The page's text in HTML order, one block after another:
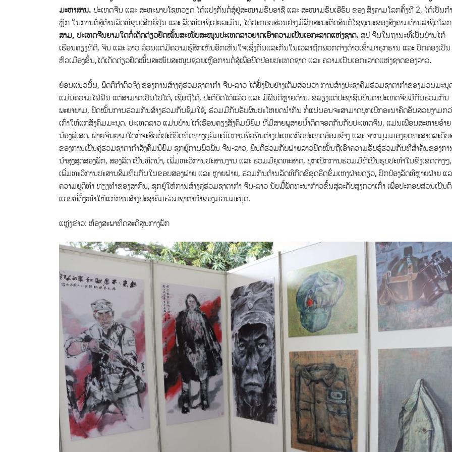
ມະຫາສານ. ປະເທດຈີນ ແລະ ສະຫະພາບໂຊຫວຽດ ໄດ້ແບ່ງກັນຕໍ່ສູ້ຢູ່ສະໜາມຮົບອາຊີ ແລະ ສະໜາມຮົບເອີຣົບ ຂອງ ສົງຄາມໂລກຄັ້ງທີ 2, ໄດ້ເປັນກ
ຫຼັກ ໃນການຕໍ່ສູ້ຕ້ານລັດທິຂຸນເສີກຍີ່ປຸ່ນ ແລະ ລັດທິນາຊີເຢຍລະມັນ, ໄດ້ປະກອບສ່ວນຢ່າງມີິລັກສະນະຕັດສິນຕໍ່ໄຊຊະນະຂອງສົງຄາມຕ້ານຟາຊິດໂລ
ສາມ, ປະເທດຈີນຍາມໃດກໍ່ເດັດດ່ຽວຢຶດໝັ້ນສະໜັບສະໜູນປະເທດລາວຍາດເອົາຄວາມເປັນເອກະລາດແຫ່ງຊາດ. ສປ ຈີນໃນຖານະທີ່ເປັນບ້ານໄກ້
ເຮືອນຄຽງທີ່ດີ, ຈີນ ແລະ ລາວ ລ້ວນແຕ່ມີຄວາມຮູ້ສຶກເຫັນອົກເຫັນໃຈເຊິ່ງກັນແລະກັນໃນເວລາຖືກພວກຕ່າງດ້າວເຂົ້າມາຮຸກຮານ ແລະ ປົກຄອງເປັນ
ຫົວເມືອງຂຶ້ນ,ໄດ້ເດັດດ່ຽວຢຶດໝັ້ນສະໜັບສະໜູນຊ່ວຍເຫຼືອການຕໍ່ສູ້ເພື່ອປົດປ່ອຍປະເທດຊາດ ແລະ ຄວາມເປັນເອກະລາດແຫ່ງຊາດຂອງລາວ.
ຍ້ອນແນວນັ້ນ,​ ພຶດຕິກໍາຕົວຈິງ ຂອງການສ້າງຄູ່ຮ່ວມຊາຕາກໍາ ຈີນ-ລາວ ໄດ້ຢັ້ງຢືນຢ່າງເຕັມສ່ວນວ່າ ການສ້າງປະຊາຄົມຮ່ວມຊາຕາກຳຂອງມວນມະນຸ
ແມ່ນຄວາມໄຝ່ຝັນ ແຕ່ສາມາດເປັນໄປໄດ້, ເຊື່ອຖືໄດ້, ປະຕິບັດໄດ້ແລ້ວ ແລະ ມີຜົນດີຫຼາຍດ້ານ. ຂໍພຽງແຕ່ປະຊາຊົນບັນດາປະເທດຈັບມືກັນຮ່ວມກັນ
ພະຍາຍາມ, ຢຶດໝັ້ນການຮ່ວມກັນສ້າງຮ່ວມກັນຊົມໃຊ້, ຮ່ວມມືກັນຮັບຜົນປະໂຫຍດນໍາກັນ ກໍ່ແນ່ນອນຈະສາມາດບຸກເບີກອະນາຄົດອັນສວຍງາມກ
ເກົ່າໃຫ້ແກ່ສັງຄົມມະນຸດ. ປະເທດລາວ ແມ່ນບ້ານໄກ້ເຮືອນຄຽງສັງຄົມນິຍົມ ທີ່ມີສາຍພູສາຍນໍ້າຕິດຈອດກັນກັບປະເທດຈີນ, ແມ່ນເພື່ອນສະຫາຍອ້າຍ
ນ້ອງພິເສດ. ຝ່າຍຈີນຍາມໃດກໍ່ຈະສືບຕໍ່ປະຕິບັດທິດທາງບູລິມະນິດການພົວພັນຕ່າງປະເທດກັບປະເທດອ້ອມຂ້າງ ແລະ ຈາກມູມມອງຍຸດທະສາດລະດັບ
ຂອງການເປັນຄູ່ຮ່ວມຊາຕາກຳສັງຄົມນິຍົມ ຊຸກຍູ້ການພົວພັນ ຈີນ-ລາວ, ຍິນດີຮ່ວມກັບຝ່າຍລາວຢຶດໝັ້ນຖືເອົາຄວາມຮັບຮູ້ຮ່ວມກັນທີ່ສໍາຄັນຂອງກາ
ນໍາສູງສຸດສອງພັກ, ສອງລັດ ເປັນທິດນໍາ, ເພີ່ມທະວີການປະສານງານ ແລະ ຮ່ວມມືຍຸດທະສາດ, ບຸກເບີກການຮ່ວມມືທີ່ເປັນຮູບປະທຳໃນຂົງເຂດຕ່າງໆ,
ເພີ່ມທະວີການປະສານສົມທົບກັນໃນຂອບສອງຝ່າຍ ແລະ ຫຼາຍຝ່າຍ, ຮ່ວມກັນຕ້ານລັດທິກົດຂີ່ຂູດຮີດຂົ່ມເຫງຝ່າຍດຽວ, ປົກປ້ອງລັດທິຫຼາຍຝ່າຍ ແ
ຄວາມຍຸຕິທຳ ທ່ຽງທຳຂອງສາກົນ, ຊຸກຍູ້ໃຫ້ການສ້າງຄູ່ຮ່ວມຊາຕາກໍາ ຈີນ-ລາວ ນັບມື້ພັດທະນາກ້າວຂຶ້ນສູ່ລະດັບສູງກວ່າເກົ່າ ເພື່ອປະກອບສ່ວນເປັນ
ແບບທີ່ຕັ້ງໜ້າໃຫ້ແກ່ການສ້າງປະຊາຄົມຮ່ວມຊາຕາກຳຂອງມວນມະນຸດ.
ແຫຼ່ງຂ່າວ: ຫ້ອງສະພາທິດສະດີສູນກາງພັກ